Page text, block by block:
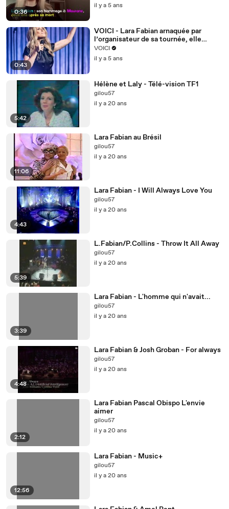
0:36
il y a 5 ans
0:43
VOICI - Lara Fabian arnaquée par
l’organisateur de sa tournée, elle
pousse un énorme coup de gueule
VOICI
il y a 5 ans
5:42
Hélène et Laly - Télé-vision TF1
gilou57
il y a 20 ans
11:06
Lara Fabian au Brésil
gilou57
il y a 20 ans
4:43
Lara Fabian - I Will Always Love You
gilou57
il y a 20 ans
5:39
L.Fabian/P.Collins - Throw It All Away
gilou57
il y a 20 ans
3:39
Lara Fabian - L'homme qui n'avait...
gilou57
il y a 20 ans
4:48
Lara Fabian & Josh Groban - For always
gilou57
il y a 20 ans
2:12
Lara Fabian Pascal Obispo L'envie
aimer
gilou57
il y a 20 ans
12:56
Lara Fabian - Music+
gilou57
il y a 20 ans